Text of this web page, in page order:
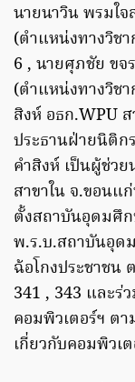
นายนาวิน พรมใ
(ตำแหน่งทางวิช
6 , นายศุภชัย ข
(ตำแหน่งทางวิช
สิงห์ อธก.WPU
ประธานฝ่ายนิติก
คำสิงห์ เป็นผู้ช่ว
สาขาใน จ.ขอนแ
ตั้งสถาบันอุดมศึ
พ.ร.บ.สถาบันอุด
ฉ้อโกงประชาชน
341 , 343 และร่
คอมพิวเตอร์ฯ ต
เกี่ยวกับคอมพิวเ